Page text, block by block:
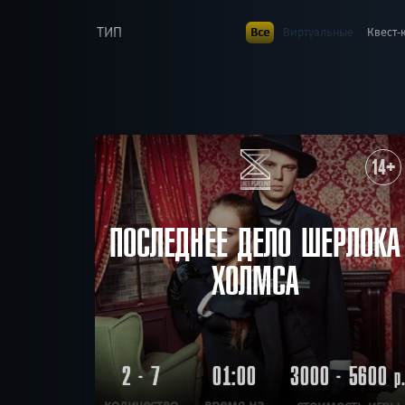
ТИП Все Виртуальные
ТЕМАТИКА Все Ролевые Страшные
Детская версия
Без
По фильму
Победить драконов
РАЙОН Все Свердловский
ПОИСК:
14+
ПОСЛЕДНЕЕ ДЕЛО ШЕРЛОКА
ХОЛМСА
2 - 7 01:00 3000 - 5600р.